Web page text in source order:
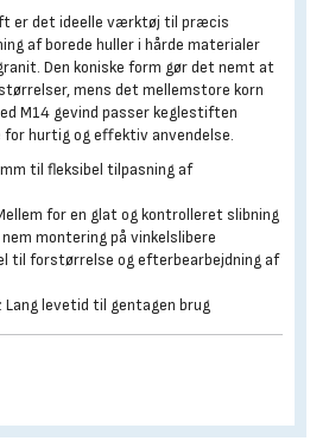
er det ideelle værktøj til præcis
af borede huller i hårde materialer
Den koniske form gør det nemt at
mens det mellemstore korn
M14 gevind passer keglestiften
hurtig og effektiv anvendelse.
til fleksibel tilpasning af
for en glat og kontrolleret slibning
montering på vinkelslibere
til forstørrelse og efterbearbejdning af
Lang levetid til gentagen brug